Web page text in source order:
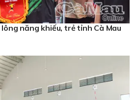
lông năng khiếu, trẻ tỉnh Cà Mau